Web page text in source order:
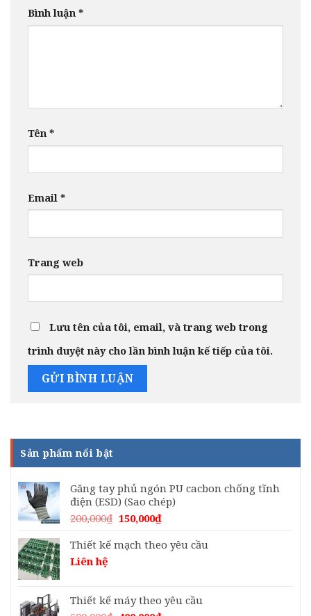
Bình luận *
Tên *
Email *
Trang web
Lưu tên của tôi, email, và trang web trong
trình duyệt này cho lần bình luận kế tiếp của tôi.
Sản phẩm nổi bật
Găng tay phủ ngón PU cacbon chống tĩnh
điện (ESD) (Sao chép)
200,000₫ Giá
là:
150,000₫Giá
tại
Thiết kế mạch theo yêu cầu
Liên hệ
Thiết kế máy theo yêu cầu